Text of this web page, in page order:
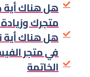
هل هناك أية
متجرك
هل هناك أية
في متجر
الخاتمة